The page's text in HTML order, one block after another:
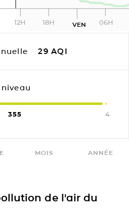
12H 18H VEN 06H
29 AQI
355 4
MOIS ANNÉE
de l'air du